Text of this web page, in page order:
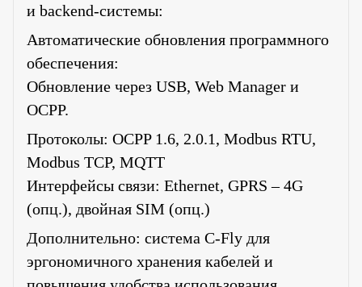
и backend-системы:
Автоматические обновления программного
обеспечения:
Обновление через USB, Web Manager и
OCPP.
Протоколы: OCPP 1.6, 2.0.1, Modbus RTU,
Modbus TCP, MQTT
Интерфейсы связи: Ethernet, GPRS – 4G
(опц.), двойная SIM (опц.)
Дополнительно: система C-Fly для
эргономичного хранения кабелей и